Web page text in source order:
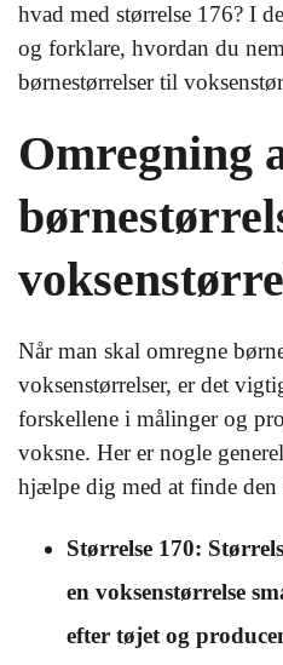
hvad med størrelse 176? I
og forklare, hvordan du
børnestørrelser til
Omregning
Når man skal omregne
voksenstørrelser, er det
forskellene i målinger og
voksne. Her er nogle
hjælpe dig med at finde den
Størrelse 170:
en voksenstørrelse
efter tøjet og